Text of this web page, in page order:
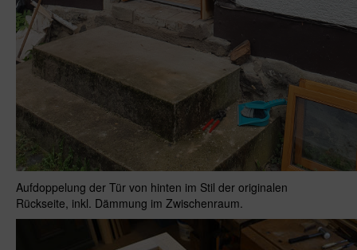
Aufdoppelung der Tür von hinten im Stil der originalen
Rückseite, inkl. Dämmung im Zwischenraum.